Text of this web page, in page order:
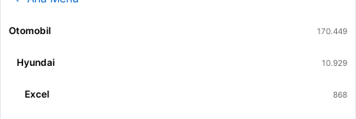
Otomobil
Hyundai
Excel